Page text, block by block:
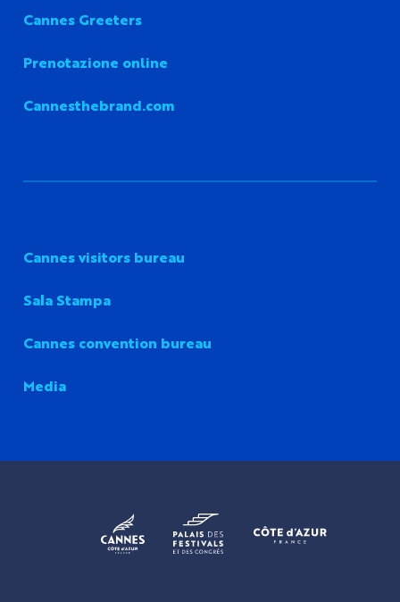
Cannes Greeters
Prenotazione online
Cannesthebrand.com
Cannes visitors bureau
Sala Stampa
Cannes convention bureau
Media